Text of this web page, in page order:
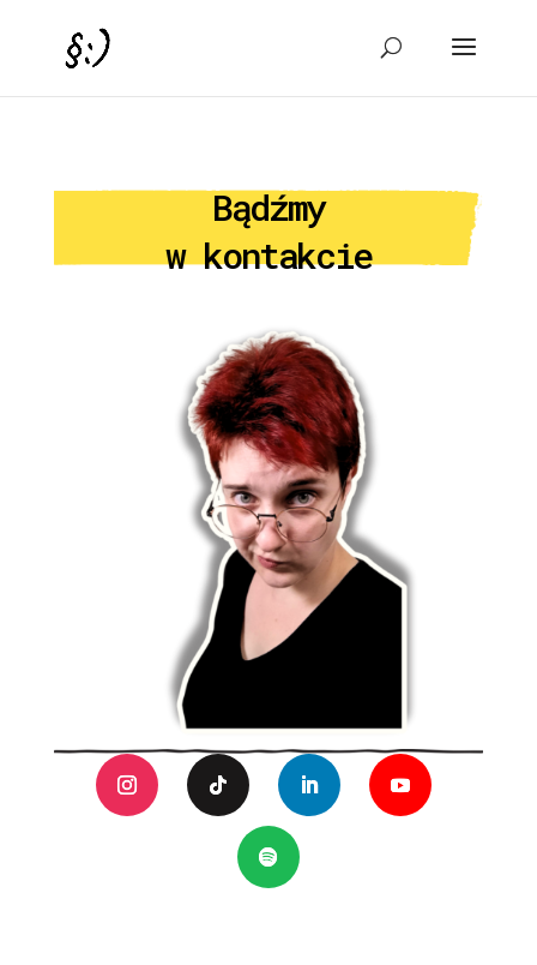
Bądźmy
w kontakcie